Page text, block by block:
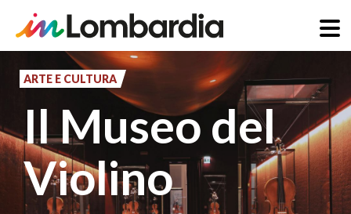
principale
ARTE E CULTURA
Il Museo del
Violino